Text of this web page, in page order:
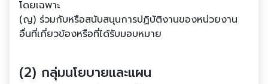
โดยเฉพาะ
(ญ) ร่วมกับหรือสนับสนุนการปฏิบัติงานของหน่วยงาน
อื่นที่เกี่ยวข้องหรือที่ได้รับมอบหมาย
(2) กลุ่มนโยบายและแผน